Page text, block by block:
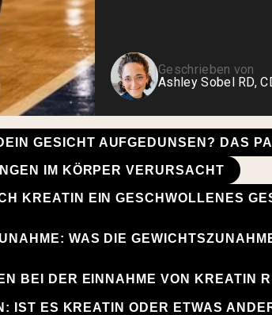
Geschrieben von
Ashley Sobel RD,
GESICHT AUFGEDUNSEN? DAS
IM KÖRPER VERURSACHT
KREATIN EIN GESCHWOLLENES
WAS DIE
BEI DER EINNAHME VON KREATIN
IST ES KREATIN ODER ETWAS